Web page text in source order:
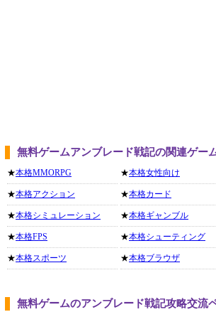
無料ゲームアンブレード戦記の関連ゲー
★本格MMORPG
★本格アクション
★本格シミュレーション
★本格FPS
★本格スポーツ
★本格女性向け
★本格カード
★本格ギャンブル
★本格シューティング
★本格ブラウザ
無料ゲームのアンブレード戦記攻略交流